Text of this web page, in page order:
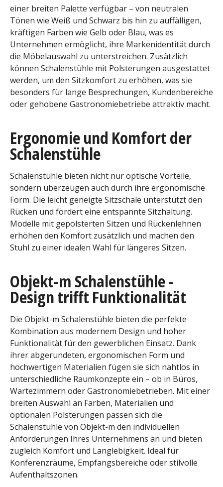
einer breiten Palette verfügbar – von neutralen
Tönen wie Weiß und Schwarz bis hin zu auffälligen,
kräftigen Farben wie Gelb oder Blau, was es
Unternehmen ermöglicht, ihre Markenidentität durch
die Möbelauswahl zu unterstreichen. Zusätzlich
können Schalenstühle mit Polsterungen ausgestattet
werden, um den Sitzkomfort zu erhöhen, was sie
besonders für lange Besprechungen, Kundenbereiche
oder gehobene Gastronomiebetriebe attraktiv macht.
Ergonomie und Komfort der
Schalenstühle
Schalenstühle bieten nicht nur optische Vorteile,
sondern überzeugen auch durch ihre ergonomische
Form. Die leicht geneigte Sitzschale unterstützt den
Rücken und fördert eine entspannte Sitzhaltung.
Modelle mit gepolsterten Sitzen und Rückenlehnen
erhöhen den Komfort zusätzlich und machen den
Stuhl zu einer idealen Wahl für längeres Sitzen.
Objekt-m Schalenstühle -
Design trifft Funktionalität
Die Objekt-m Schalenstühle bieten die perfekte
Kombination aus modernem Design und hoher
Funktionalität für den gewerblichen Einsatz. Dank
ihrer abgerundeten, ergonomischen Form und
hochwertigen Materialien fügen sie sich nahtlos in
unterschiedliche Raumkonzepte ein – ob in Büros,
Wartezimmern oder Gastronomiebetrieben. Mit einer
breiten Auswahl an Farben, Materialien und
optionalen Polsterungen passen sich die
Schalenstühle von Objekt-m den individuellen
Anforderungen Ihres Unternehmens an und bieten
zugleich Komfort und Langlebigkeit. Ideal für
Konferenzräume, Empfangsbereiche oder stilvolle
Aufenthaltszonen.